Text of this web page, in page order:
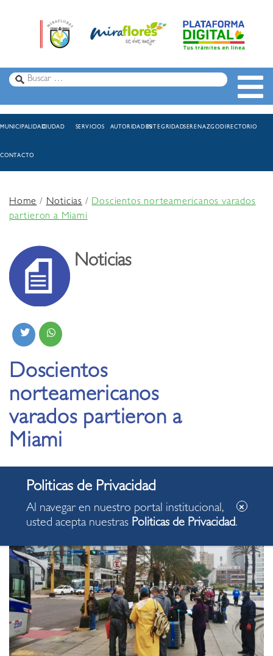
MUNICIPALIDADCIUDAD SERVICIOS AUTORIDADESINTEGRIDADSERENAZGODIRECTORIO
CONTACTO
Home/Noticias /Doscientos norteamericanos varados
partieron a Miami
Noticias
Doscientos
norteamericanos
varados partieron a
Miami
06.06.2020
Al navegar en nuestro portal institucional,
usted acepta nuestras Politicas de Privacidad.